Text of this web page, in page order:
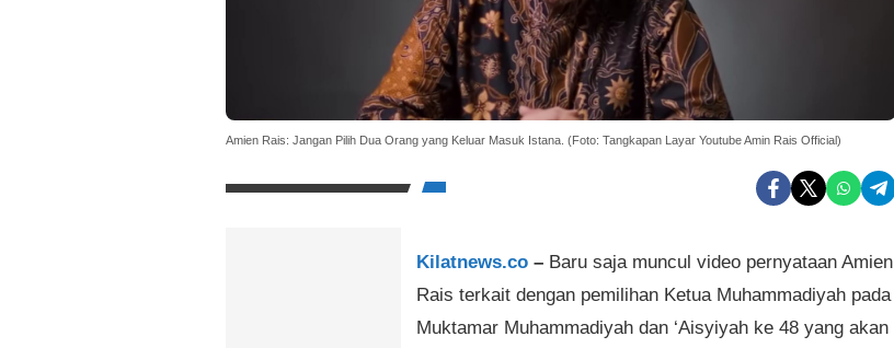
Amien Rais: Jangan Pilih Dua Orang yang Keluar Masuk Istana. (Foto: Tangkapan Layar Youtube Amin Rais Official)
Kilatnews.co – Baru saja muncul video pernyataan Amien
Rais terkait dengan pemilihan Ketua Muhammadiyah pada
Muktamar Muhammadiyah dan ‘Aisyiyah ke 48 yang akan